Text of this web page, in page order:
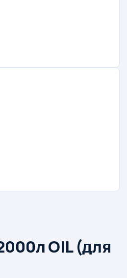
OIL (для